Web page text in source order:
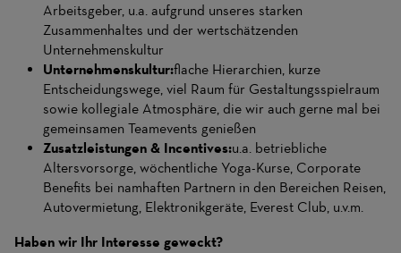
Arbeitsgeber, u.a. aufgrund unseres starken
Zusammenhaltes und der wertschätzenden
Unternehmenskultur
Unternehmenskultur:flache Hierarchien, kurze
Entscheidungswege, viel Raum für Gestaltungsspielraum
sowie kollegiale Atmosphäre, die wir auch gerne mal bei
gemeinsamen Teamevents genießen
Zusatzleistungen & Incentives:u.a. betriebliche
Altersvorsorge, wöchentliche Yoga-Kurse, Corporate
Benefits bei namhaften Partnern in den Bereichen Reisen,
Autovermietung, Elektronikgeräte, Everest Club, u.v.m.
Haben wir Ihr Interesse geweckt?